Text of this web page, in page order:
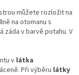
můžete rozložit na
na otomanu s
záda v barvě potahu. V
v látka
Při výběru látky